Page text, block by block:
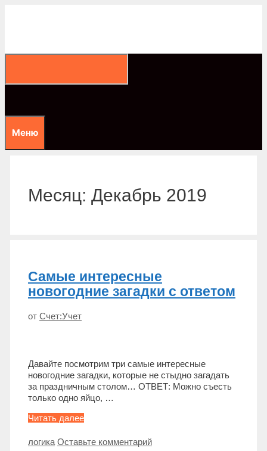
Меню
Месяц: Декабрь 2019
Самые интересные
новогодние загадки с ответом
от Счет:Учет
Давайте посмотрим три самые интересные
новогодние загадки, которые не стыдно загадать
за праздничным столом… ОТВЕТ: Можно съесть
только одно яйцо, …
Читать далееСамые
новогодние
Метки
логика Оставьте комментарий